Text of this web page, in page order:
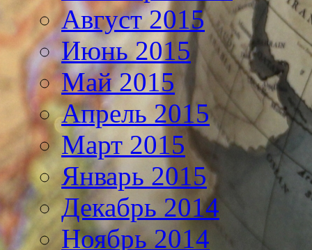
Август 2015
Июнь 2015
Май 2015
Апрель 2015
Март 2015
Январь 2015
Декабрь 2014
Ноябрь 2014